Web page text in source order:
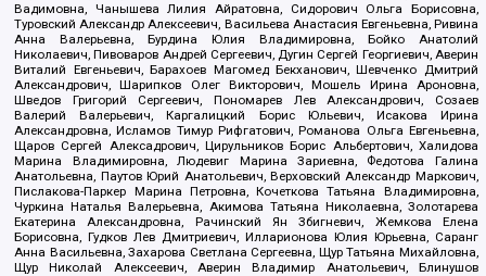
Вадимовна, Чанышева Лилия Айратовна, Сидорович Ольга Борисовна,
Туровский Александр Алексеевич, Васильева Анастасия Евгеньевна, Ривина
Анна Валерьевна, Бурдина Юлия Владимировна, Бойко Анатолий
Николаевич, Пивоваров Андрей Сергеевич, Дугин Сергей Георгиевич, Аверин
Виталий Евгеньевич, Барахоев Магомед Бекханович, Шевченко Дмитрий
Александрович, Шарипков Олег Викторович, Мошель Ирина Ароновна,
Шведов Григорий Сергеевич, Пономарев Лев Александрович, Созаев
Валерий Валерьевич, Каргалицкий Борис Юльевич, Исакова Ирина
Александровна, Исламов Тимур Рифгатович, Романова Ольга Евгеньевна,
Щаров Сергей Алексадрович, Цирульников Борис Альбертович, Халидова
Марина Владимировна, Людевиг Марина Зариевна, Федотова Галина
Анатольевна, Паутов Юрий Анатольевич, Верховский Александр Маркович,
Пислакова-Паркер Марина Петровна, Кочеткова Татьяна Владимировна,
Чуркина Наталья Валерьевна, Акимова Татьяна Николаевна, Золотарева
Екатерина Александровна, Рачинский Ян Збигневич, Жемкова Елена
Борисовна, Гудков Лев Дмитриевич, Илларионова Юлия Юрьевна, Саранг
Анна Васильевна, Захарова Светлана Сергеевна, Щур Татьяна Михайловна,
Щур Николай Алексеевич, Аверин Владимир Анатольевич, Блинушов